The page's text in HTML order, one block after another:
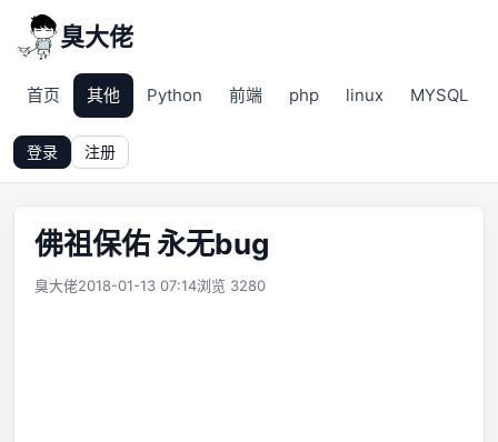
臭大佬
首页 其他 Python 前端 php linux MYSQL
登录 注册
佛祖保佑 永无bug
臭大佬2018-01-13 07:14浏览 3280